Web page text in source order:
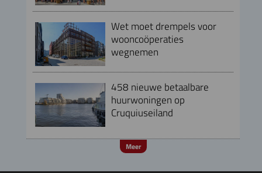
Wet moet drempels voor
wooncoöperaties
wegnemen
458 nieuwe betaalbare
huurwoningen op
Cruquiuseiland
Meer